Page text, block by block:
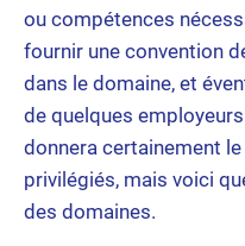
ou compétences
fournir une convention
dans le domaine, et
de quelques
donnera certainement
privilégiés, mais voici
des domaines.